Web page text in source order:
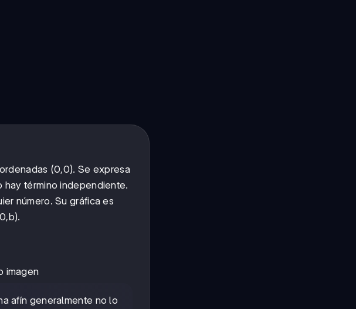
(0,0). Se expresa
hay término independiente.
número. Su gráfica es
imagen
afín generalmente no lo